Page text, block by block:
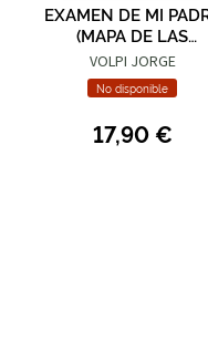
EXAMEN DE MI
(MAPA DE LAS
LENGUAS)
VOLPI JORGE
No disponible
17,90 €